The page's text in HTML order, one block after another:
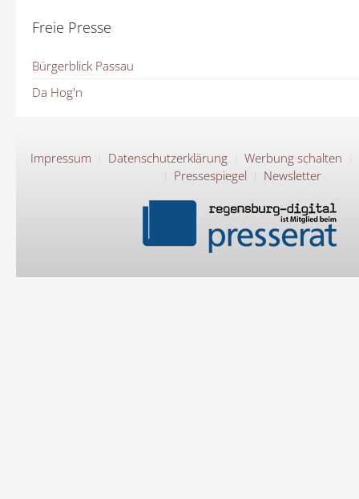
Freie Presse
Bürgerblick Passau
Da Hog'n
Impressum Datenschutzerklärung
Werbung schalten
Pressespiegel
Newsletter